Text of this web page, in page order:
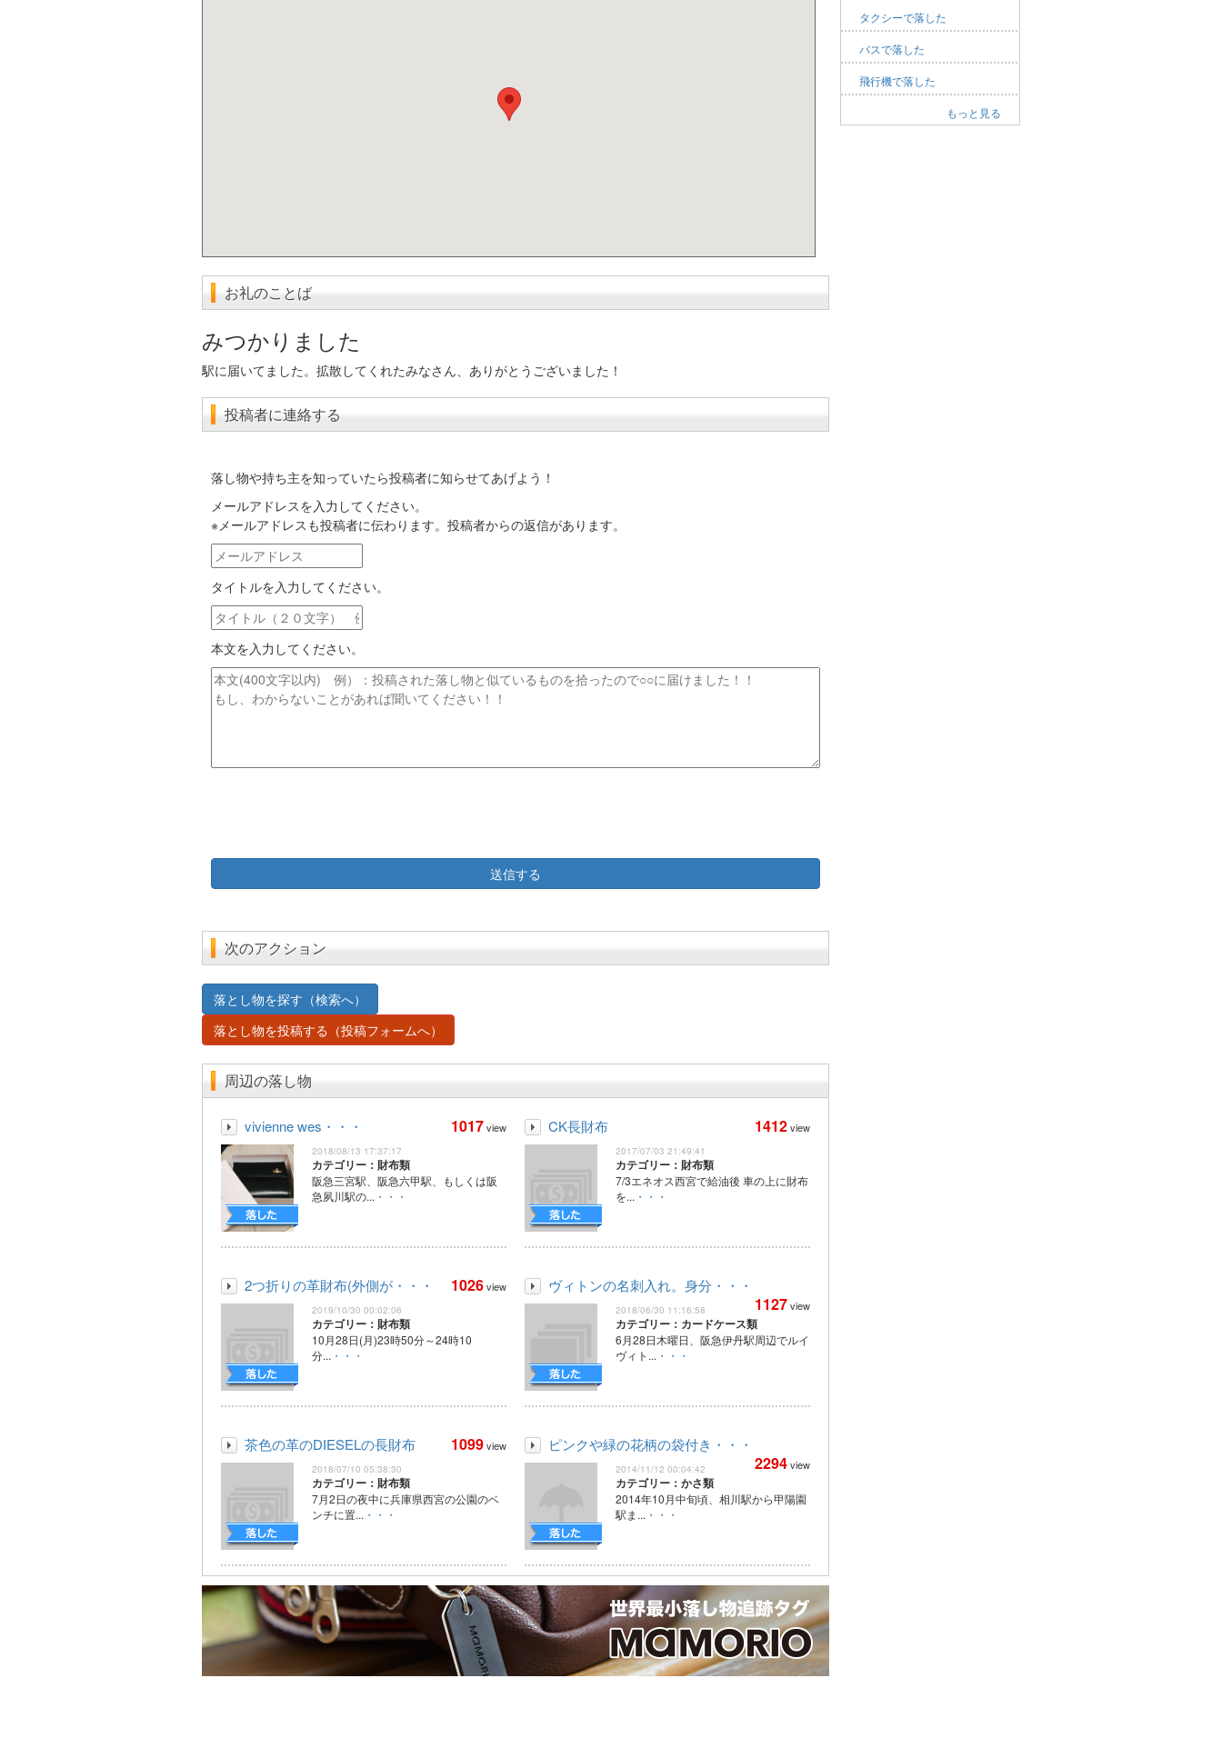
タクシーで落した
バスで落した
飛行機で落した
もっと見る
お礼のことば
みつかりました
駅に届いてました。拡散してくれたみなさん、ありがとうございました！
投稿者に連絡する
落し物や持ち主を知っていたら投稿者に知らせてあげよう！
メールアドレスを入力してください。
※メールアドレスも投稿者に伝わります。投稿者からの返信があります。
メ
ー
ル
ア
ド
レ
ス
タイトルを入力してください。
タ
イ
ト
ル
本文を入力してください。
本
文
次のアクション
落とし物を探す（検索へ）
落とし物を投稿する（投稿フォームへ）
周辺の落し物
vivienne wes・・・ 1017view
2018/08/13 17:37:17
カテゴリー：財布類
阪急三宮駅、阪急六甲駅、もしくは阪
急夙川駅の... ・・・
CK長財布 1412view
2017/07/03 21:49:41
カテゴリー：財布類
7/3エネオス西宮で給油後 車の上に財布
を... ・・・
2つ折りの革財布(外側が・・・ 1026view
2019/10/30 00:02:06
カテゴリー：財布類
10月28日(月)23時50分～24時10
分... ・・・
ヴィトンの名刺入れ。身分・・・
1127view
2018/06/30 11:16:58
カテゴリー：カードケース類
6月28日木曜日、阪急伊丹駅周辺でルイ
ヴィト... ・・・
茶色の革のDIESELの長財布 1099view
2018/07/10 05:38:30
カテゴリー：財布類
7月2日の夜中に兵庫県西宮の公園のベ
ンチに置... ・・・
ピンクや緑の花柄の袋付き・・・
2294view
2014/11/12 00:04:42
カテゴリー：かさ類
2014年10月中旬頃、相川駅から甲陽園
駅ま... ・・・